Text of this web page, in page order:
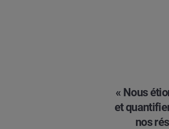
« Nous
et
nos